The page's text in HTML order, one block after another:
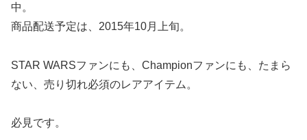
中。
商品配送予定は、2015年10月上旬。
STAR WARSファンにも、Championファンにも、たまら
ない、売り切れ必須のレアアイテム。
必見です。